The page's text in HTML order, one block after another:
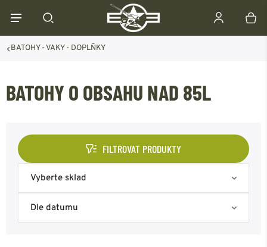
BATOHY - VAKY - DOPLŇKY
BATOHY O OBSAHU NAD 85L
Vyberte sklad
Skladem na eshopu
Dle datumu
FILTROVAT PRODUKTY